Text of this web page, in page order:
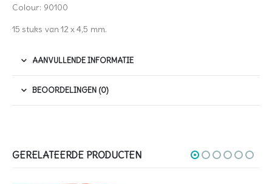
Colour: 90100
15 stuks van 12 x 4,5 mm.
AANVULLENDE INFORMATIE
BEOORDELINGEN (0)
GERELATEERDE PRODUCTEN